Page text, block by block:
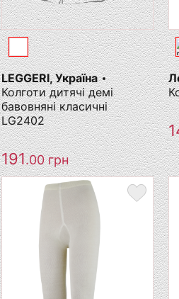
LEGGERI, Україна
Колготи дитячі демі
бавовняні класичні
LG2402
191.00грн